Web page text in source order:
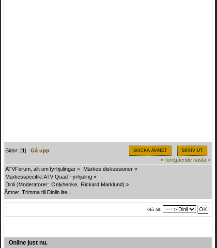
SKICKA ÄMNET SKRIV UT
Sidor: [1]Gå upp
« föregående nästa »
ATVForum, allt om fyrhjulingar » Märkes diskussioner »
Märkesspecifikt ATV Quad Fyrhjuling »
Dinli (Moderatorer: Onlyhenke Rickard Marklund) »
Ämne: Trimma till Dinlin lite..
Gå till:
Online just nu.